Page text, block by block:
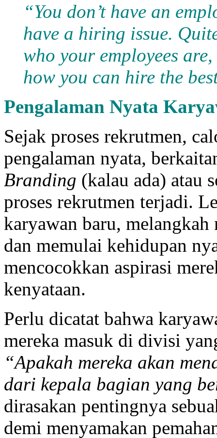
“You don’t have an
have a hiring issue.
who your employees
how you can hire the
Pengalaman Nyata
Sejak proses rekrutmen,
pengalaman nyata,
Branding (kalau ada) atau
proses rekrutmen terjadi.
karyawan baru, melangkah
dan memulai kehidupan
mencocokkan aspirasi
kenyataan.
Perlu dicatat bahwa
mereka masuk di divisi
“Apakah mereka akan
dari kepala bagian yang
dirasakan pentingnya
demi menyamakan